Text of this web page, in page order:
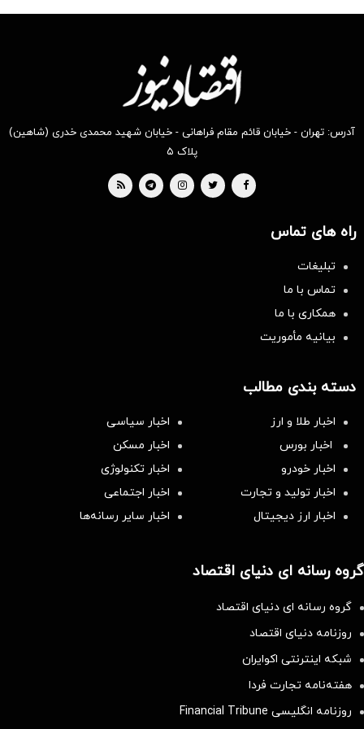
آدرس: تهران - خیابان قائم مقام فراهانی - خیابان شهید محمدی خدری (شاهین)
پلاک ۵
راه های تماس
تبلیغات
تماس با ما
همکاری با ما
بیانیه مأموریت
دسته بندی مطالب
اخبار طلا و ارز
اخبار سیاسی
اخبار بورس
اخبار مسکن
اخبار خودرو
اخبار تکنولوژی
اخبار تولید و تجارت
اخبار اجتماعی
اخبار ارز دیجیتال
اخبار سایر رسانه‌‌ها
گروه رسانه ای دنیای اقتصاد
گروه رسانه ای دنیای اقتصاد
روزنامه دنیای اقتصاد
شبکه اینترنتی اکوایران
هفته‌نامه تجارت فردا
روزنامه انگلیسی Financial Tribune